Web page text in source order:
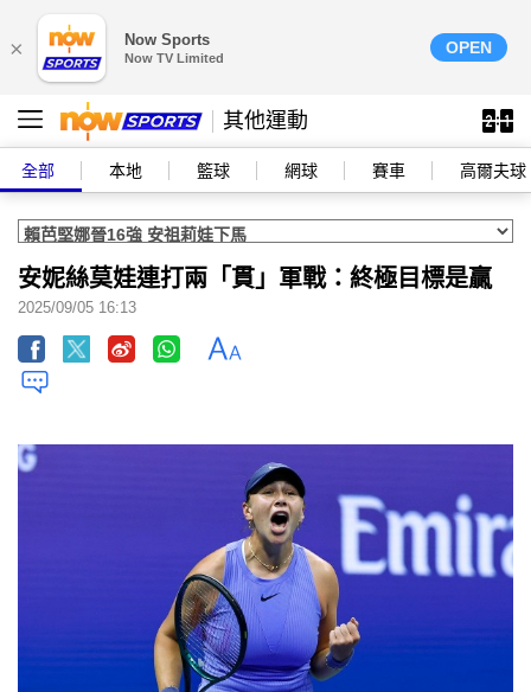
× Now Sports
Now TV Limited
OPEN
其他運動
全部 本地 籃球 網球 賽車 高爾夫球
安妮絲莫娃連打兩「貫」軍戰：終極目標是贏
2025/09/05 16:13